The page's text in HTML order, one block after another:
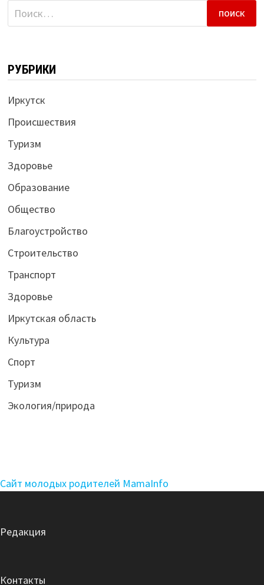
Найти:
РУБРИКИ
Иркутск
Происшествия
Туризм
Здоровье
Образование
Общество
Благоустройство
Строительство
Транспорт
Здоровье
Иркутская область
Культура
Спорт
Туризм
Экология/природа
Сайт молодых родителей MamaInfo
Редакция
Контакты